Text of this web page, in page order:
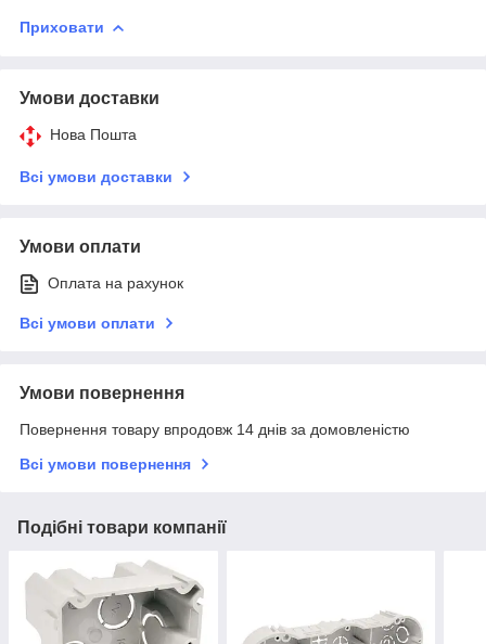
Приховати
Умови доставки
Нова Пошта
Всі умови доставки
Умови оплати
Оплата на рахунок
Всі умови оплати
Умови повернення
Повернення товару впродовж 14 днів за домовленістю
Всі умови повернення
Подібні товари компанії